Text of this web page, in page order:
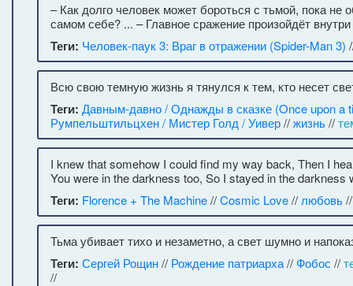
– Как долго человек может бороться с тьмой, пока не
самом себе? ... – Главное сражение произойдёт внутри
Теги: Человек-паук 3: Враг в отражении (Spider-Man 3)
Всю свою темную жизнь я тянулся к тем, кто несет
Теги: Давным-давно / Однажды в сказке (Once upon a
Румпельштильцхен / Мистер Голд / Уивер//жизнь//
I knew that somehow I could find my way back, Then I
You were in the darkness too, So I stayed in the darkness
Теги: Florence + The Machine//Cosmic Love// любовь
Тьма убивает тихо и незаметно, а свет шумно и
Теги: Сергей Рощин// Рождение патриарха//Фобос //
//